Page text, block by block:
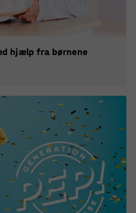
hjælp fra børnene